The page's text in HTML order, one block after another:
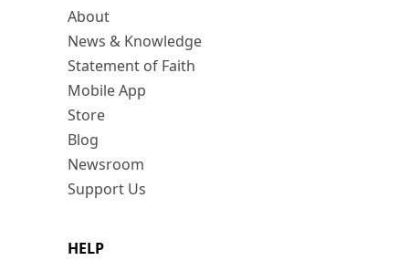
About
News & Knowledge
Statement of Faith
Mobile App
Store
Blog
Newsroom
Support Us
HELP